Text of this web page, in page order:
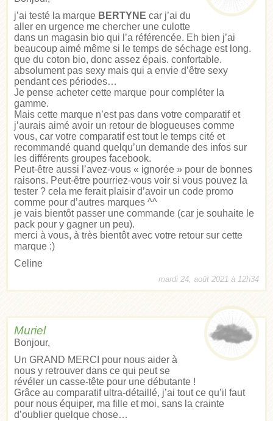
j’ai testé la marque BERTYNE car j’ai du
aller en urgence me chercher une culotte
dans un magasin bio qui l’a référencée. Eh bien j’ai
beaucoup aimé même si le temps de séchage est long.
que du coton bio, donc assez épais. confortable.
absolument pas sexy mais qui a envie d’être sexy
pendant ces périodes…
Je pense acheter cette marque pour compléter la
gamme.
Mais cette marque n’est pas dans votre comparatif et
j’aurais aimé avoir un retour de blogueuses comme
vous, car votre comparatif est tout le temps cité et
recommandé quand quelqu’un demande des infos sur
les différents groupes facebook.
Peut-être aussi l’avez-vous « ignorée » pour de bonnes
raisons. Peut-être pourriez-vous voir si vous pouvez la
tester ? cela me ferait plaisir d’avoir un code promo
comme pour d’autres marques ^^
je vais bientôt passer une commande (car je souhaite le
pack pour y gagner un peu).
merci à vous, à très bientôt avec votre retour sur cette
marque :)
Celine
mardi 24, août 2021 à 12h34
Muriel
Bonjour,
Un GRAND MERCI pour nous aider à
nous y retrouver dans ce qui peut se
révéler un casse-tête pour une débutante !
Grâce au comparatif ultra-détaillé, j’ai tout ce qu’il faut
pour nous équiper, ma fille et moi, sans la crainte
d’oublier quelque chose…